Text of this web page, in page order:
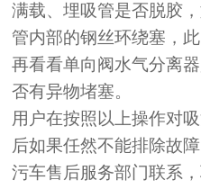
满载、埋吸管是否脱胶
管内部的钢丝环绕塞，
再看看单向阀水气分离
否有异物堵塞。
用户在按照以上操作对
后如果任然不能排除故
污车售后服务部门联系，